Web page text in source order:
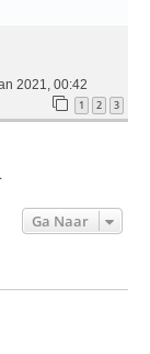
2021, 00:42
1 2 3
Ga Naar